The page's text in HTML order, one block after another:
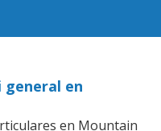
general en
en Mountain